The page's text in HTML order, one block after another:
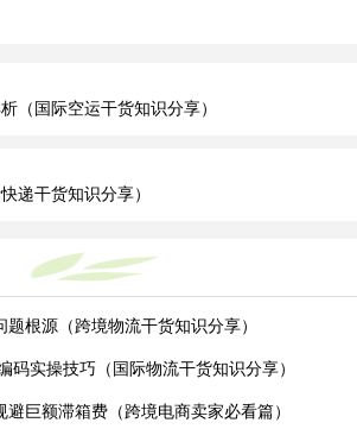
（国际空运干货知识分享）
递干货知识分享）
根源（跨境物流干货知识分享）
码实操技巧（国际物流干货知识分享）
巨额滞箱费（跨境电商卖家必看篇）